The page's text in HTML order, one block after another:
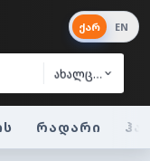
ახალციხე
ქარ EN
რადარი